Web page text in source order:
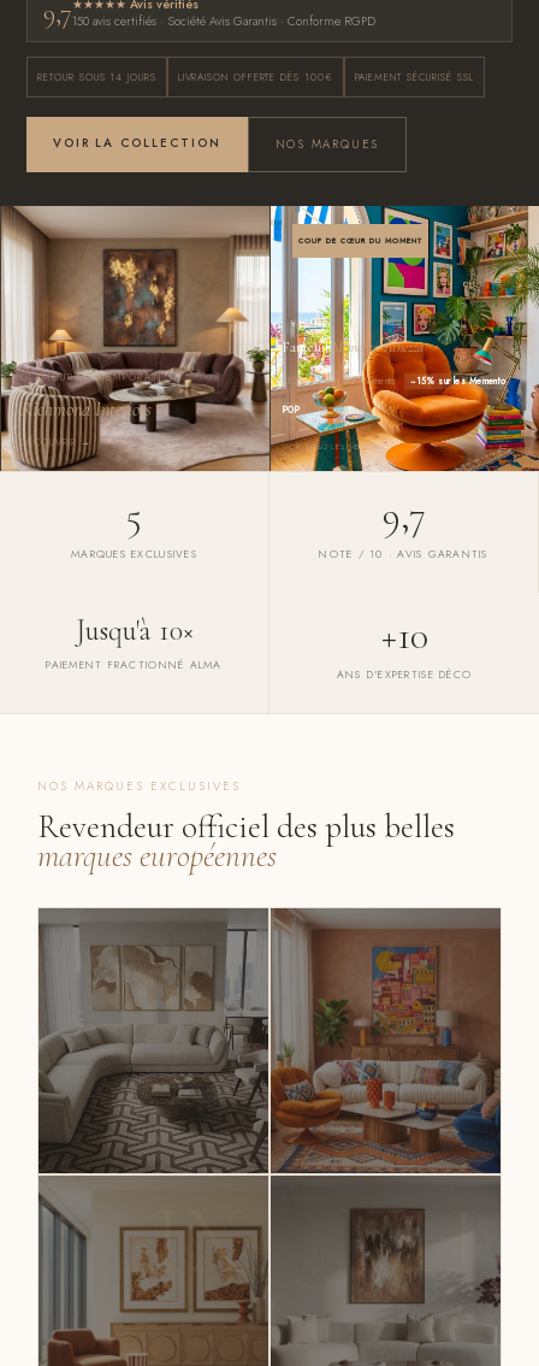
9,7★★★★★ Avis vérifiés
150 avis certifiés · Société Avis Garantis · Conforme RGPD
RETOUR SOUS 14 JOURS LIVRAISON OFFERTE DÈS 100€ PAIEMENT SÉCURISÉ SSL
VOIR LA COLLECTION NOS MARQUES
GLAMOUR CONTEMPORAIN
Richmond Interiors
DÉCOUVRIR →
COUP DE CŒUR DU MOMENT
Fauteuil Memento Athezza
−10% sur tous les Memento · −15% sur les Memento
POP
VOIR TOUS LES MEMENTO →
5
MARQUES EXCLUSIVES
9,7
NOTE / 10 · AVIS GARANTIS
Jusqu'à 10×
PAIEMENT FRACTIONNÉ ALMA
+10
ANS D'EXPERTISE DÉCO
NOS MARQUES EXCLUSIVES
Revendeur officiel des plus belles
marques européennes
RI
CONTEMPORAIN
Richmond
Interiors
DÉCOUVRIR →
AT
FRANCE · DESIGN COLORÉ ·
FAUTEUILS MEMENTO
Athezza
DÉCOUVRIR →
IX VH